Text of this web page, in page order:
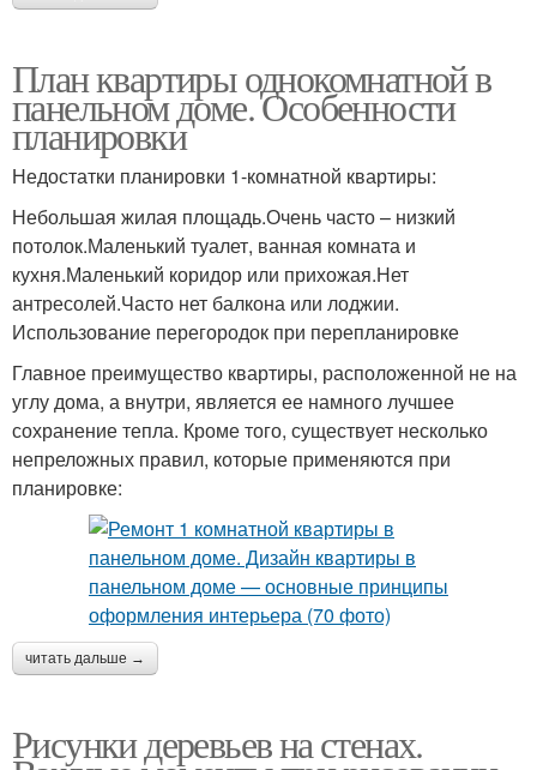
План квартиры однокомнатной в
панельном доме. Особенности
планировки
Недостатки планировки 1-комнатной квартиры:
Небольшая жилая площадь.Очень часто – низкий
потолок.Маленький туалет, ванная комната и
кухня.Маленький коридор или прихожая.Нет
антресолей.Часто нет балкона или лоджии.
Использование перегородок при перепланировке
Главное преимущество квартиры, расположенной не на
углу дома, а внутри, является ее намного лучшее
сохранение тепла. Кроме того, существует несколько
непреложных правил, которые применяются при
планировке:
читать дальше →
Рисунки деревьев на стенах.